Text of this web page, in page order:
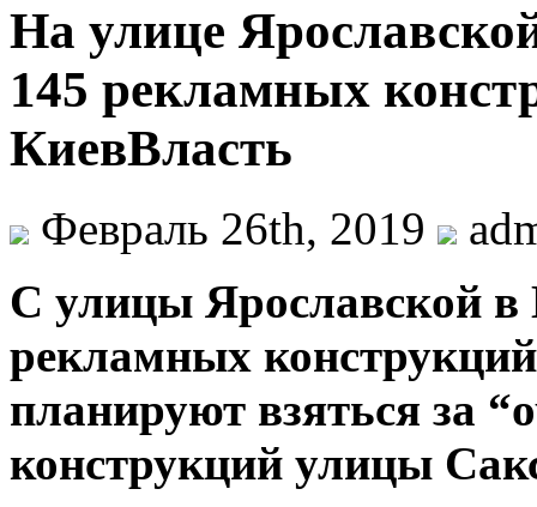
На улице
145 рекламных
КиевВласть
Февраль 26th, 2019
С улицы Ярoслaвскoй в
рeклaмныx
планируют взяться за
конструкций улицы